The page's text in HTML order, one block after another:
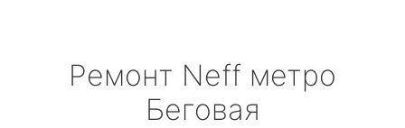
Ремонт Neff метро
Беговая